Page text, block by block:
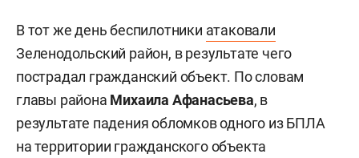
В тот же день беспилотники атаковали
Зеленодольский район, в результате чего
пострадал гражданский объект. По словам
главы района Михаила Афанасьева, в
результате падения обломков одного из БПЛА
на территории гражданского объекта